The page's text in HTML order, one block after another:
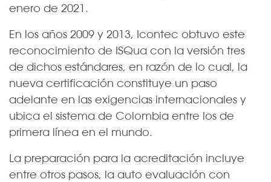
enero de 2021.
​En los años 2009 y 2013, Icontec obtuvo este
reconocimiento de ISQua con la versión tres
de dichos estándares, en razón de lo cual, la
nueva certificación constituye un paso
adelante en las exigencias internacional​​es y
ubica el sistema de Colombia entre los de
primera línea en el mundo.
La preparación para la acreditación incluye
entre otros pasos, la auto evaluación con